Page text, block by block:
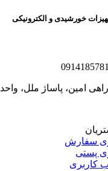
خورشیدی و الکترونیکی
امین، پاساژ ملل، واحد 61
سفارش
پستی
کاربری